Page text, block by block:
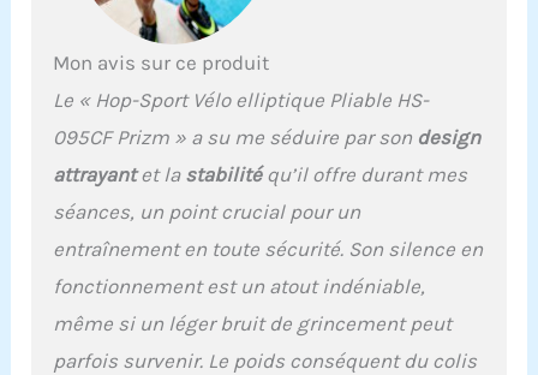
ENTRAÎNEMENT SÛR - Le
dispose d'un système de
pour un freinage fiable. Il
dispose également d'une
facteur Q de 8 cm et d'un
fonctionnement sur
COMPATIBLE AVEC -
Bluetooth 4.0 et
Training. De plus, la
ceinture de fréquence
Mon avis sur ce produit
Le « Hop-Sport Vélo elliptique Pliable HS-
095CF Prizm » a su me séduire par son design
attrayantet la stabilitéqu’il offre durant mes
séances, un point crucial pour un
entraînement en toute sécurité. Son silence en
fonctionnement est un atout indéniable,
même si un léger bruit de grincementpeut
parfois survenir. Le poids conséquent du colis